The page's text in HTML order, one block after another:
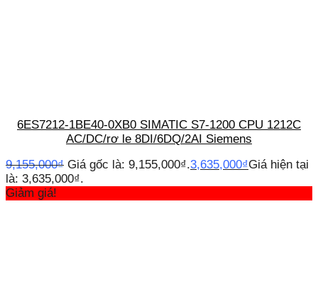
6ES7212-1BE40-0XB0 SIMATIC S7-1200 CPU 1212C
AC/DC/rơ le 8DI/6DQ/2AI Siemens
9,155,000₫ Giá gốc là: 9,155,000₫.3,635,000₫Giá hiện tại
là: 3,635,000₫.
Giảm giá!